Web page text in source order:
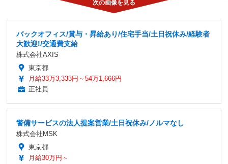
バックオフィス/賞与・昇給あり/住宅手当/土日祝休み/経験者
大歓迎!/交通費支給
株式会社AXIS
東京都
月給33万3,333円～54万1,666円
正社員
警備サービスの法人提案営業/土日祝休み/ノルマなし
株式会社MSK
東京都
月給30万円～